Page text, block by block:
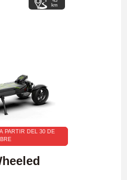
km
PARTIR DEL 30 DE